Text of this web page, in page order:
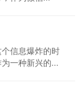
信息爆炸的时
一种新兴的...